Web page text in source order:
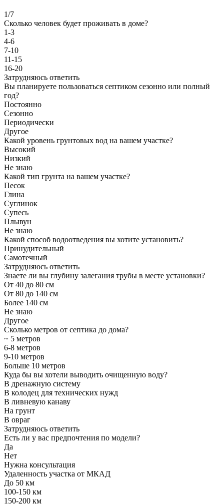
1/7
Сколько человек будет проживать в доме?
1-3
4-6
7-10
11-15
16-20
Затрудняюсь ответить
Вы планируете пользоваться септиком сезонно или полный
год?
Постоянно
Сезонно
Периодически
Другое
Какой уровень грунтовых вод на вашем участке?
Высокий
Низкий
Не знаю
Какой тип грунта на вашем участке?
Песок
Глина
Суглинок
Супесь
Плывун
Не знаю
Какой способ водоотведения вы хотите установить?
Принудительный
Самотечный
Затрудняюсь ответить
Знаете ли вы глубину залегания трубы в месте установки?
От 40 до 80 см
От 80 до 140 см
Более 140 см
Не знаю
Другое
Сколько метров от септика до дома?
~ 5 метров
6-8 метров
9-10 метров
Больше 10 метров
Куда бы вы хотели выводить очищенную воду?
В дренажную систему
В колодец для технических нужд
В ливневую канаву
На грунт
В овраг
Затрудняюсь ответить
Есть ли у вас предпочтения по модели?
Да
Нет
Нужна консультация
Удаленность участка от МКАД
До 50 км
100-150 км
150-200 км